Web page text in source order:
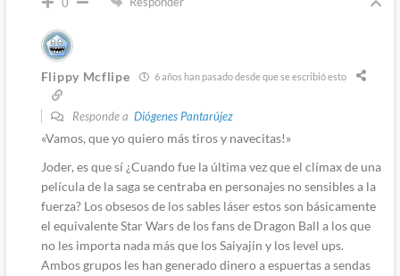
Flippy Mcflipe 6 años han pasado desde que se escribió esto
Responde a Diógenes Pantarújez
«Vamos, que yo quiero más tiros y navecitas!»
Joder, es que sí ¿Cuando fue la última vez que el clímax de una
película de la saga se centraba en personajes no sensibles a la
fuerza? Los obsesos de los sables láser estos son básicamente
el equivalente Star Wars de los fans de Dragon Ball a los que
no les importa nada más que los Saiyajin y los level ups.
Ambos grupos les han generado dinero a espuertas a sendas